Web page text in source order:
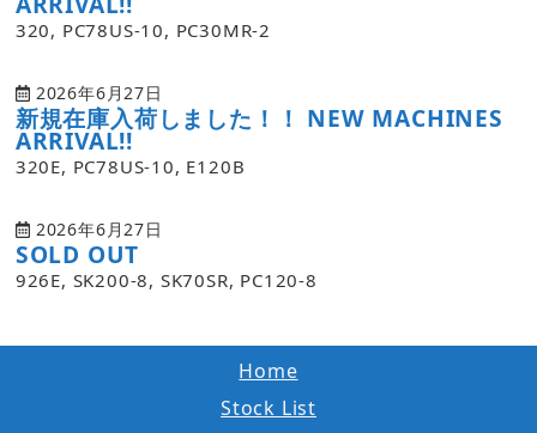
320, PC78US-10, PC30MR-2
2026年6月27日
新規在庫入荷しました！！ NEW MACHINES
ARRIVAL!!
320E, PC78US-10, E120B
2026年6月27日
SOLD OUT
926E, SK200-8, SK70SR, PC120-8
Home
Stock List